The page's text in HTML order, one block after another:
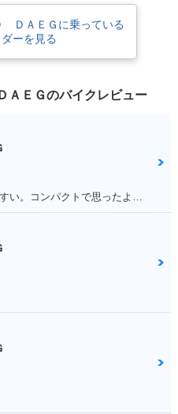
ＤＡＥＧに乗っている
ーを見る
ＥＧのバイクレビュー
満足ポイント:安心感がある。扱いやすい。コンパクトで思ったより操作しやすい